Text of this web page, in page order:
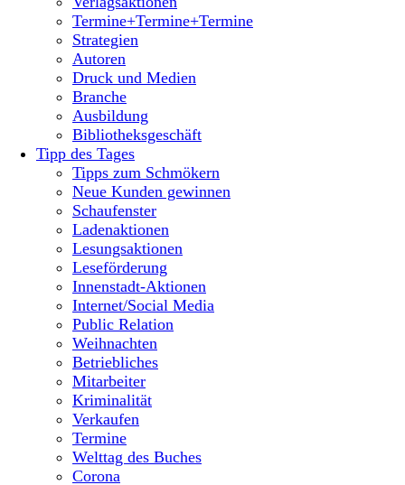
Termine+Termine+Termine
Strategien
Autoren
Druck und Medien
Branche
Ausbildung
Bibliotheksgeschäft
Tipp des Tages
Tipps zum Schmökern
Neue Kunden gewinnen
Schaufenster
Ladenaktionen
Lesungsaktionen
Leseförderung
Innenstadt-Aktionen
Internet/Social Media
Public Relation
Weihnachten
Betriebliches
Mitarbeiter
Kriminalität
Verkaufen
Termine
Welttag des Buches
Corona